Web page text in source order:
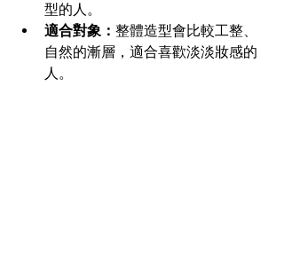
型的人。
適合對象： 整體造型會比較工整、
自然的漸層，適合喜歡淡淡妝感的
人。